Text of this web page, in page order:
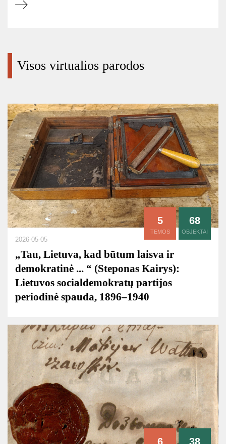
Visos virtualios parodos
5
TEMOS
68
OBJEKTAI
2026-05-05
„Tau, Lietuva, kad būtum laisva ir
demokratinė ... “ (Steponas Kairys):
Lietuvos socialdemokratų partijos
periodinė spauda, 1896–1940
6 38